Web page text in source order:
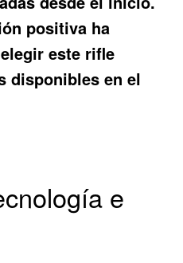
positiva ha
este rifle
disponibles en el
e